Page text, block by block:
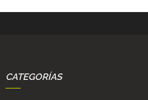
CATEGORÍAS